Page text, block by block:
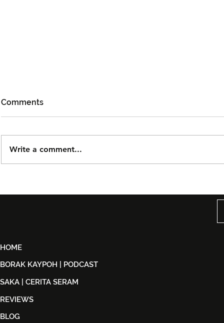
Michelle
Comments
Write a comment...
HOME
BORAK KAYPOH | PODCAST
SAKA | CERITA SERAM
REVIEWS
BLOG